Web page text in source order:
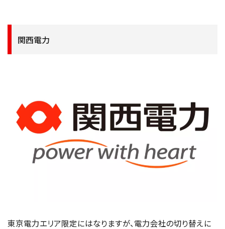
関西電力
東京電力エリア限定にはなりますが、電力会社の切り替えに